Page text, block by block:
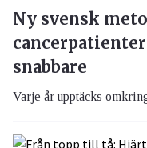
Ny svensk
snabbare
Varje år upptäcks